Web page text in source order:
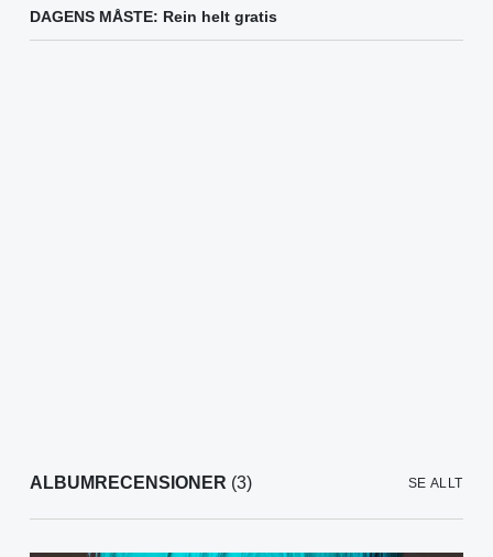
DAGENS MÅSTE: Rein helt gratis
ALBUMRECENSIONER (3) SE ALLT